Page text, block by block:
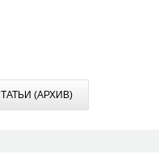
(АРХИВ)